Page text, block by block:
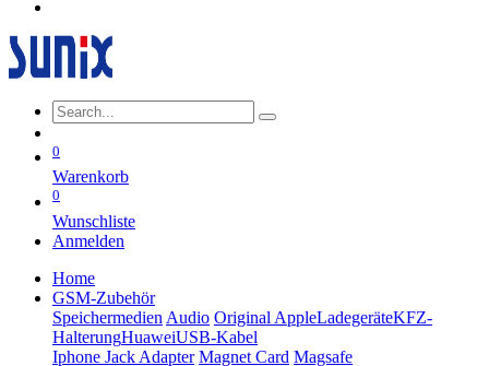
0
Warenkorb
0
Wunschliste
Anmelden
Home
GSM-Zubehör
Speichermedien Audio Original AppleLadegeräteKFZ-
HalterungHuaweiUSB-Kabel
Iphone Jack Adapter Magnet Card Magsafe